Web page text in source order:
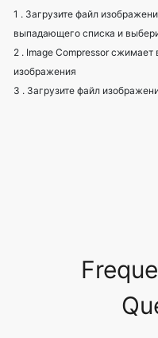
3 . Загрузите файл
Что такое